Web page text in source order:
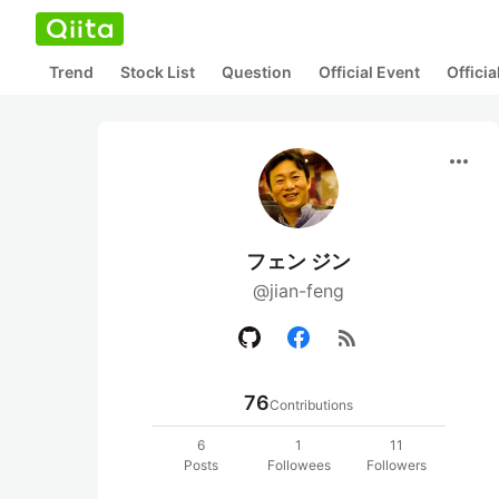
Trend Stock List Question Official Event
more_horiz
フェン ジン
@jian-feng
rss_feed
76Contributions
6
Posts
1
Followees
11
Followers